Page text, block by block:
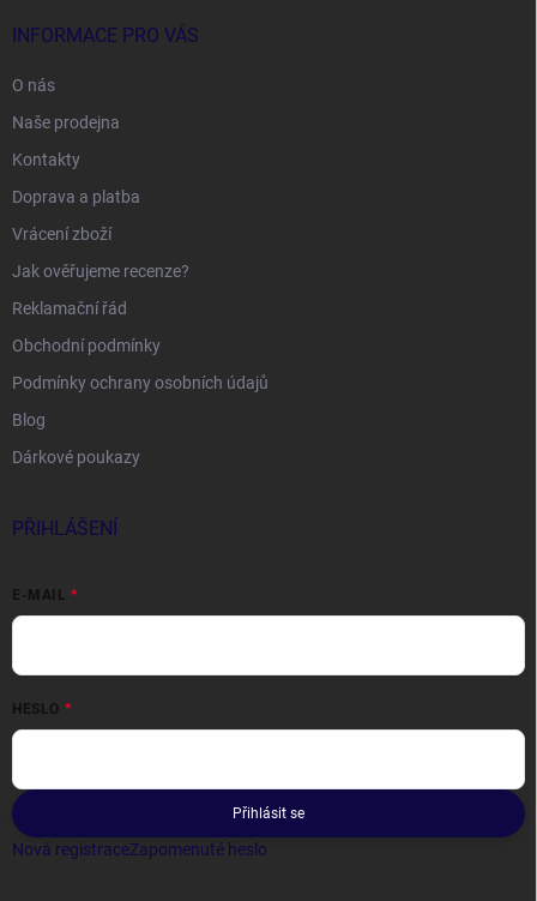
INFORMACE PRO VÁS
O nás
Naše prodejna
Kontakty
Doprava a platba
Vrácení zboží
Jak ověřujeme recenze?
Reklamační řád
Obchodní podmínky
Podmínky ochrany osobních údajů
Blog
Dárkové poukazy
PŘIHLÁŠENÍ
E-MAIL
HESLO
Přihlásit se
Nová registraceZapomenuté heslo